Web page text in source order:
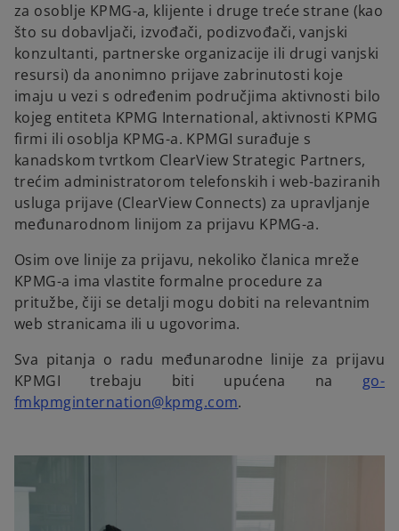
za osoblje KPMG-a, klijente i druge treće strane (kao
što su dobavljači, izvođači, podizvođači, vanjski
konzultanti, partnerske organizacije ili drugi vanjski
resursi) da anonimno prijave zabrinutosti koje
imaju u vezi s određenim područjima aktivnosti bilo
kojeg entiteta KPMG International, aktivnosti KPMG
firmi ili osoblja KPMG-a. KPMGI surađuje s
kanadskom tvrtkom ClearView Strategic Partners,
trećim administratorom telefonskih i web-baziranih
usluga prijave (ClearView Connects) za upravljanje
međunarodnom linijom za prijavu KPMG-a.
Osim ove linije za prijavu, nekoliko članica mreže
KPMG-a ima vlastite formalne procedure za
pritužbe, čiji se detalji mogu dobiti na relevantnim
web stranicama ili u ugovorima.
Sva pitanja o radu međunarodne linije za prijavu
KPMGI trebaju biti upućena na go-
fmkpmginternation@kpmg.como
n
i
.